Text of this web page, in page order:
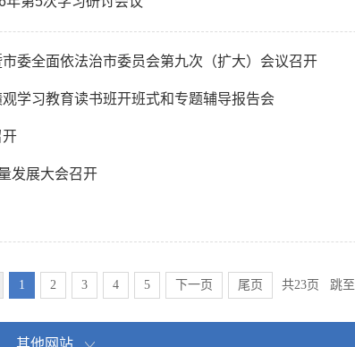
委全面依法治市委员会第九次（扩大）会议召开
学习教育读书班开班式和专题辅导报告会
开
发展大会召开
1 2 3 4 5 下一页 尾页 共23页 跳至
其他网站